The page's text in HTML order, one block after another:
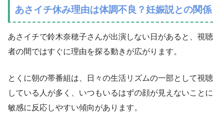
あさイチ休み理由は体調不良？妊娠説との関係
あさイチで鈴木奈穂子さんが出演しない日があると、視聴
者の間ではすぐに理由を探る動きが広がります。
とくに朝の帯番組は、日々の生活リズムの一部として視聴
している人が多く、いつもいるはずの顔が見えないことに
敏感に反応しやすい傾向があります。